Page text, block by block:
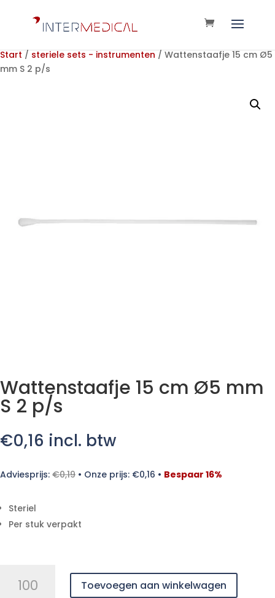
Start / steriele sets - instrumenten / Wattenstaafje 15 cm Ø5
mm S 2 p/s
Wattenstaafje 15 cm Ø5 mm
S 2 p/s
€0,16 incl. btw
Adviesprijs: €0,19 • Onze prijs: €0,16 • Bespaar 16%
Steriel
Per stuk verpakt
Toevoegen aan winkelwagen